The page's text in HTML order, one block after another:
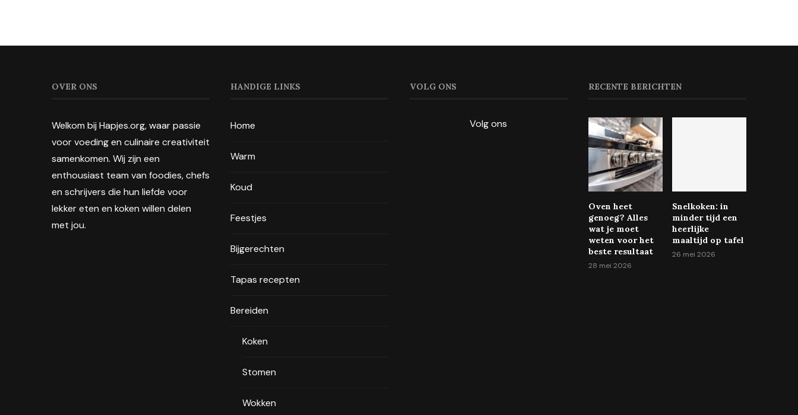
OVER ONS
Welkom bij Hapjes.org, waar passie
voor voeding en culinaire creativiteit
samenkomen. Wij zijn een
enthousiast team van foodies, chefs
en schrijvers die hun liefde voor
lekker eten en koken willen delen
met jou.
HANDIGE LINKS
Home
Warm
Koud
Feestjes
Bijgerechten
Tapas recepten
Bereiden
Koken
Stomen
Wokken
VOLG ONS
Volg ons
RECENTE BERICHTEN
Oven heet
genoeg? Alles
wat je moet
weten voor het
beste resultaat
28 mei 2026
Snelkoken: in
minder tijd een
heerlijke
maaltijd op tafel
26 mei 2026